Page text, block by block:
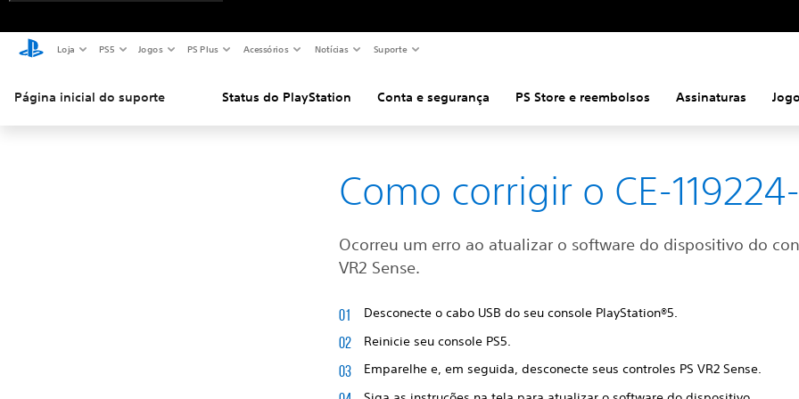
Loja PS5 Jogos PS Plus Acessórios Notícias Suporte
Página inicial do suporte Status do PlayStation Conta e segurança PS Store e reembolsos Assinaturas
Como corrigir o CE-
Ocorreu um erro ao atualizar o software do dispositivo do
VR2 Sense.
Desconecte o cabo USB do seu console PlayStation®5.
Reinicie seu console PS5.
Emparelhe e, em seguida, desconecte seus controles PS VR2 Sense.